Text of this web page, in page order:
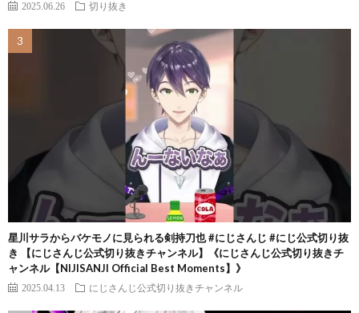
2025.06.26 切り抜き
星川サラからバケモノに見られる剣持刀也 #にじさんじ #にじ公式切り抜
き 【にじさんじ公式切り抜きチャンネル】《にじさんじ公式切り抜きチ
ャンネル【NIJISANJI Official Best Moments】》
2025.04.13 にじさんじ公式切り抜きチャンネル